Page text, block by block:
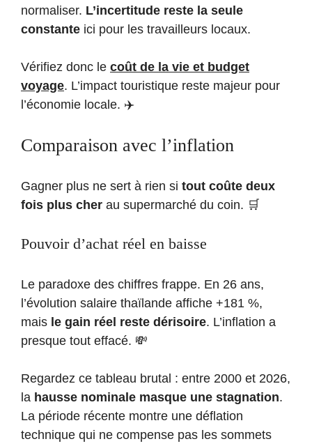
normaliser. L’incertitude reste la seule
constante ici pour les travailleurs locaux.
Vérifiez donc le coût de la vie et budget
voyage. L’impact touristique reste majeur pour
l’économie locale. ✈️
Comparaison avec l’inflation
Gagner plus ne sert à rien si tout coûte deux
fois plus cher au supermarché du coin. 🛒
Pouvoir d’achat réel en baisse
Le paradoxe des chiffres frappe. En 26 ans,
l’évolution salaire thaïlande affiche +181 %,
mais le gain réel reste dérisoire. L’inflation a
presque tout effacé. 💸
Regardez ce tableau brutal : entre 2000 et 2026,
la hausse nominale masque une stagnation.
La période récente montre une déflation
technique qui ne compense pas les sommets